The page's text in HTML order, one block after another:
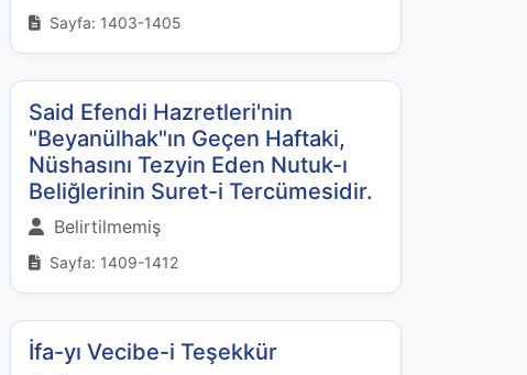
Sayfa: 1403-1405
Said Efendi Hazretleri'nin
"Beyanülhak"ın Geçen Haftaki,
Nüshasını Tezyin Eden Nutuk-ı
Beliğlerinin Suret-i Tercümesidir.
Belirtilmemiş
Sayfa: 1409-1412
İfa-yı Vecibe-i Teşekkür